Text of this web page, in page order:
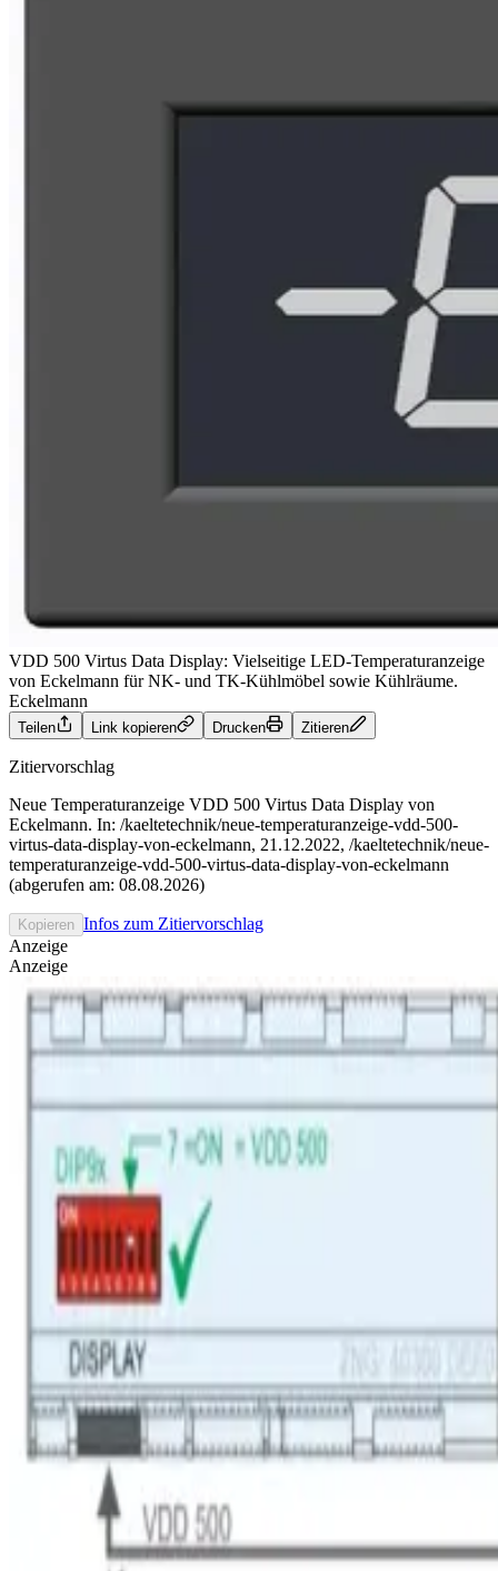
VDD 500 Virtus Data Display: Vielseitige LED-Temperaturanzeige
von Eckelmann für NK- und TK-Kühlmöbel sowie Kühlräume.
Eckelmann
Teilen Link kopieren Drucken Zitieren
Zitiervorschlag
Neue Temperaturanzeige VDD 500 Virtus Data Display von
Eckelmann. In: /kaeltetechnik/neue-temperaturanzeige-vdd-500-
virtus-data-display-von-eckelmann, 21.12.2022, /kaeltetechnik/neue-
temperaturanzeige-vdd-500-virtus-data-display-von-eckelmann
(abgerufen am: 08.08.2026)
Kopieren Infos zum Zitiervorschlag
Anzeige
Anzeige